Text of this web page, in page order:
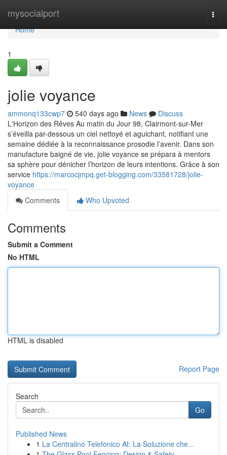
mysocialport
Home
Home
1
jolie voyance
ammonq133cwp7 540 days ago News
Discuss
L'Horizon des Rêves Au matin du Jour 98, Clairmont-sur-Mer
s’éveilla par-dessous un ciel nettoyé et aguichant, notifiant une
semaine dédiée à la reconnaissance prosodie l’avenir. Dans son
manufacture baigné de vie, jolie voyance se prépara à mentors
sa sphère pour dénicher l’horizon de leurs intentions. Grâce à son
service https://marcocjmpq.get-blogging.com/33581728/jolie-
voyance
Comments
Who Upvoted
Comments
Submit a Comment
No HTML
HTML is disabled
Report Page
Search
Go
Published News
1 La Centralino Telefonico AI: La Soluzione che...